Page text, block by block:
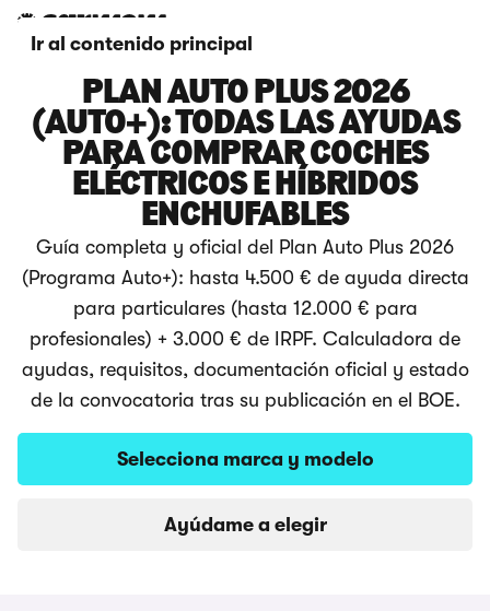
Ir al contenido principal
PLAN AUTO PLUS 2026
(AUTO+): TODAS LAS AYUDAS
PARA COMPRAR COCHES
ELÉCTRICOS E HÍBRIDOS
ENCHUFABLES
Guía completa y oficial del Plan Auto Plus 2026
(Programa Auto+): hasta 4.500 € de ayuda directa
para particulares (hasta 12.000 € para
profesionales) + 3.000 € de IRPF. Calculadora de
ayudas, requisitos, documentación oficial y estado
de la convocatoria tras su publicación en el BOE.
Selecciona marca y modelo
Ayúdame a elegir